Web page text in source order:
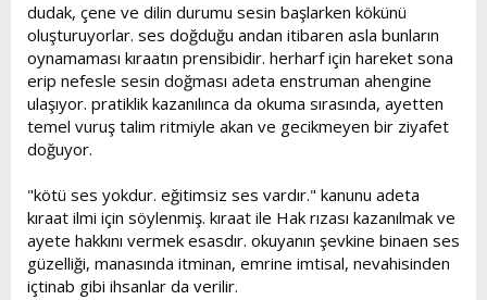
dudak, çene ve dilin durumu sesin başlarken kökünü
oluşturuyorlar. ses doğduğu andan itibaren asla bunların
oynamaması kıraatın prensibidir. herharf için hareket sona
erip nefesle sesin doğması adeta enstruman ahengine
ulaşıyor. pratiklik kazanılınca da okuma sırasında, ayetten
temel vuruş talim ritmiyle akan ve gecikmeyen bir ziyafet
doğuyor.
"kötü ses yokdur. eğitimsiz ses vardır." kanunu adeta
kıraat ilmi için söylenmiş. kıraat ile Hak rızası kazanılmak ve
ayete hakkını vermek esasdır. okuyanın şevkine binaen ses
güzelliği, manasında itminan, emrine imtisal, nevahisinden
içtinab gibi ihsanlar da verilir.